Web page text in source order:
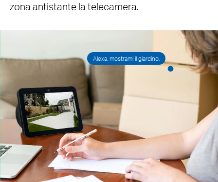
zona antistante la telecamera.
Alexa, mostrami il giardino.